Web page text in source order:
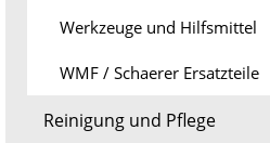
Werkzeuge und Hilfsmittel
WMF / Schaerer Ersatzteile
Reinigung und Pflege